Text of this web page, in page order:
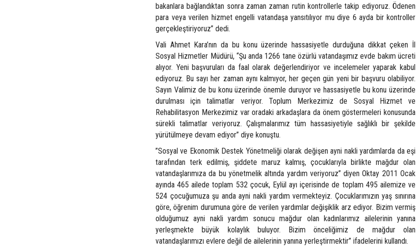
bakanlara bağlandıktan sonra zaman zaman rutin kontrollerle takip ediyoruz. Ödenen
para veya verilen hizmet engelli vatandaşa yansıtılıyor mu diye 6 ayda bir kontroller
gerçekleştiriyoruz” dedi.
Vali Ahmet Kara’nın da bu konu üzerinde hassasiyetle durduğuna dikkat çeken İl
Sosyal Hizmetler Müdürü, “Şu anda 1266 tane özürlü vatandaşımız evde bakım ücreti
alıyor. Yeni başvuruları da faal olarak değerlendiriyor ve incelemeler yaparak kabul
ediyoruz. Bu sayı her zaman aynı kalmıyor, her geçen gün yeni bir başvuru olabiliyor.
Sayın Valimiz de bu konu üzerinde önemle duruyor ve hassasiyetle bu konu üzerinde
durulması için talimatlar veriyor. Toplum Merkezimiz de Sosyal Hizmet ve
Rehabilitasyon Merkezimiz var oradaki arkadaşlara da önem göstermeleri konusunda
sürekli talimatlar veriyoruz. Çalışmalarımız tüm hassasiyetiyle sağlıklı bir şekilde
yürütülmeye devam ediyor” diye konuştu.
”Sosyal ve Ekonomik Destek Yönetmeliği olarak değişen ayni nakli yardımlarda da eşi
tarafından terk edilmiş, şiddete maruz kalmış, çocuklarıyla birlikte mağdur olan
vatandaşlarımıza da bu yönetmelik altında yardım veriyoruz” diyen Oktay 2011 Ocak
ayında 465 ailede toplam 532 çocuk, Eylül ayı içerisinde de toplam 495 ailemize ve
524 çocuğumuza şu anda ayni nakli yardım vermekteyiz. Çocuklarımızın yaş sınırına
göre, öğrenim durumuna göre de verilen yardımlar değişiklik arz ediyor. Bizim vermiş
olduğumuz ayni nakli yardım sonucu mağdur olan kadınlarımız ailelerinin yanına
yerleşmekte büyük kolaylık buluyor. Bizim önceliğimiz de mağdur olan
vatandaşlarımızı evlere değil de ailelerinin yanına yerleştirmektir” ifadelerini kullandı.